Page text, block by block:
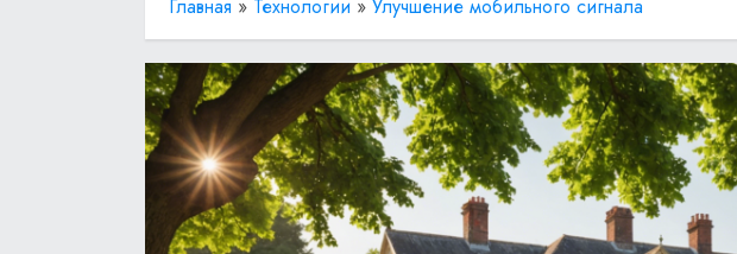
Главная » Технологии » Улучшение мобильного сигнала